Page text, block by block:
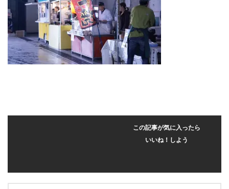
この記事が気に入ったら
いいね！しよう